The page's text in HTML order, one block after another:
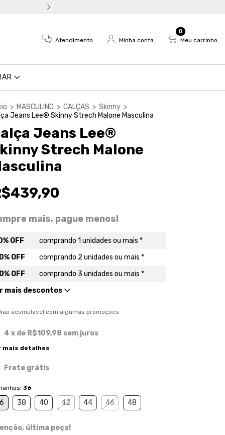
Atendimento Minha conta Meu carrinho
0
> MASCULINO > CALÇAS > Skinny >
Jeans Lee® Skinny Strech Malone Masculina
Jeans Lee®
Strech Malone
mais, pague menos!
OFF
comprando 1 unidades ou mais *
OFF
comprando 2 unidades ou mais *
OFF
comprando 3 unidades ou mais *
mais descontos
acumulável com algumas promoções
4 x de R$109,98 sem juros
mais detalhes
Frete grátis
36
38 40 42 44 46 48
última peça!